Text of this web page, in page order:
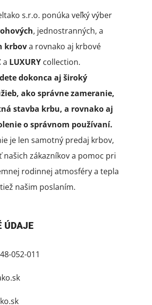
s.r.o. ponúka veľký výber
, jednostranných, a
krbova rovnako aj krbové
a LUXURY collection.
dokonca aj široký
ako správne zameranie,
stavba krbu, a rovnako aj
o správnom používaní.
je len samotný predaj krbov,
našich zákazníkov a pomoc pri
rodinnej atmosféry a tepla
našim poslaním.
ÚDAJE
052-011